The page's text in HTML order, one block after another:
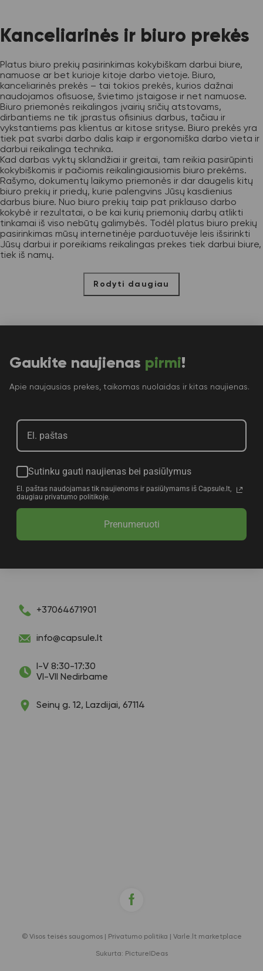
Kanceliarinės ir biuro prekės
Platus biuro prekių pasirinkimas kokybiškam darbui biure,
namuose ar bet kurioje kitoje darbo vietoje. Biuro,
kanceliarinės prekės – tai tokios prekės, kurios dažnai
naudojamos ofisuose, švietimo įstaigose ir net namuose.
Biuro priemonės reikalingos įvairių sričių atstovams,
dirbantiems ne tik įprastus ofisinius darbus, tačiau ir
vykstantiems pas klientus ar kitose srityse. Biuro prekės yra
tiek pat svarbi darbo dalis kaip ir ergonomiška darbo vieta ir
darbui reikalinga technika.
Kad darbas vyktų sklandžiai ir greitai, tam reikia pasirūpinti
kokybiškomis ir pačiomis reikalingiausiomis biuro prekėms.
Rašymo, dokumentų laikymo priemonės ir dar daugelis kitų
biuro prekių ir priedų, kurie palengvins Jūsų kasdienius
darbus biure. Nuo biuro prekių taip pat priklauso darbo
kokybė ir rezultatai, o be kai kurių priemonių darbų atlikti
tinkamai iš viso nebūtų galimybės. Todėl platus biuro prekių
pasirinkimas mūsų internetinėje parduotuvėje leis išsirinkti
Jūsų darbui ir poreikiams reikalingas prekes tiek darbui biure,
tiek iš namų.
Rodyti daugiau
Gaukite naujienas pirmi!
Apie naujausias prekes, taikomas nuolaidas ir kitas naujienas.
Sutinku gauti naujienas bei pasiūlymus
El. paštas naudojamas tik naujienoms ir pasiūlymams iš Capsule.lt,
daugiau privatumo politikoje.
Prenumeruoti
+37064671901
info@capsule.lt
I-V 8:30-17:30
VI-VII Nedirbame
Seinų g. 12, Lazdijai, 67114
© Visos teisės saugomos | Privatumo politika Varle.lt marketplace
Sukurta: PictureIDeas